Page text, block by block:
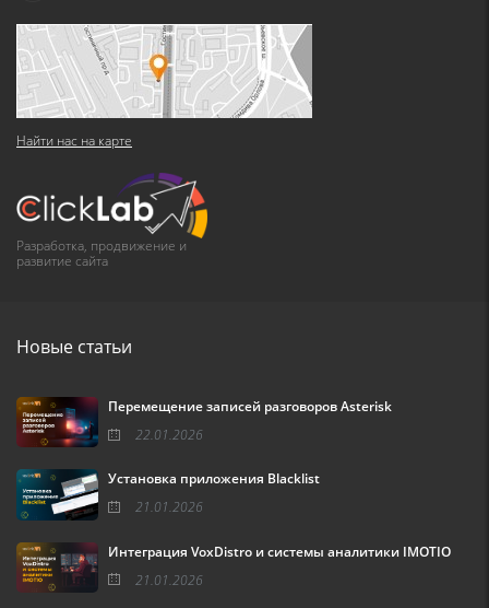
Найти нас на карте
Разработка, продвижение и
развитие сайта
Новые статьи
Перемещение записей разговоров Asterisk
22.01.2026
Установка приложения Blacklist
21.01.2026
Интеграция VoxDistro и системы аналитики IMOTIO
21.01.2026